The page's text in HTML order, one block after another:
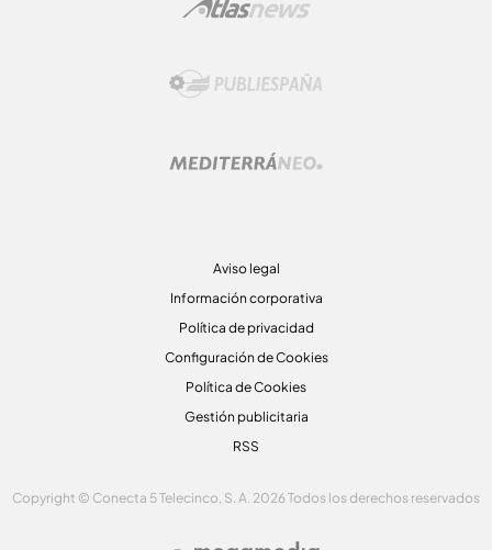
Aviso legal
Información corporativa
Política de privacidad
Configuración de Cookies
Política de Cookies
Gestión publicitaria
RSS
Copyright © Conecta 5 Telecinco, S. A. 2026 Todos los derechos reservados